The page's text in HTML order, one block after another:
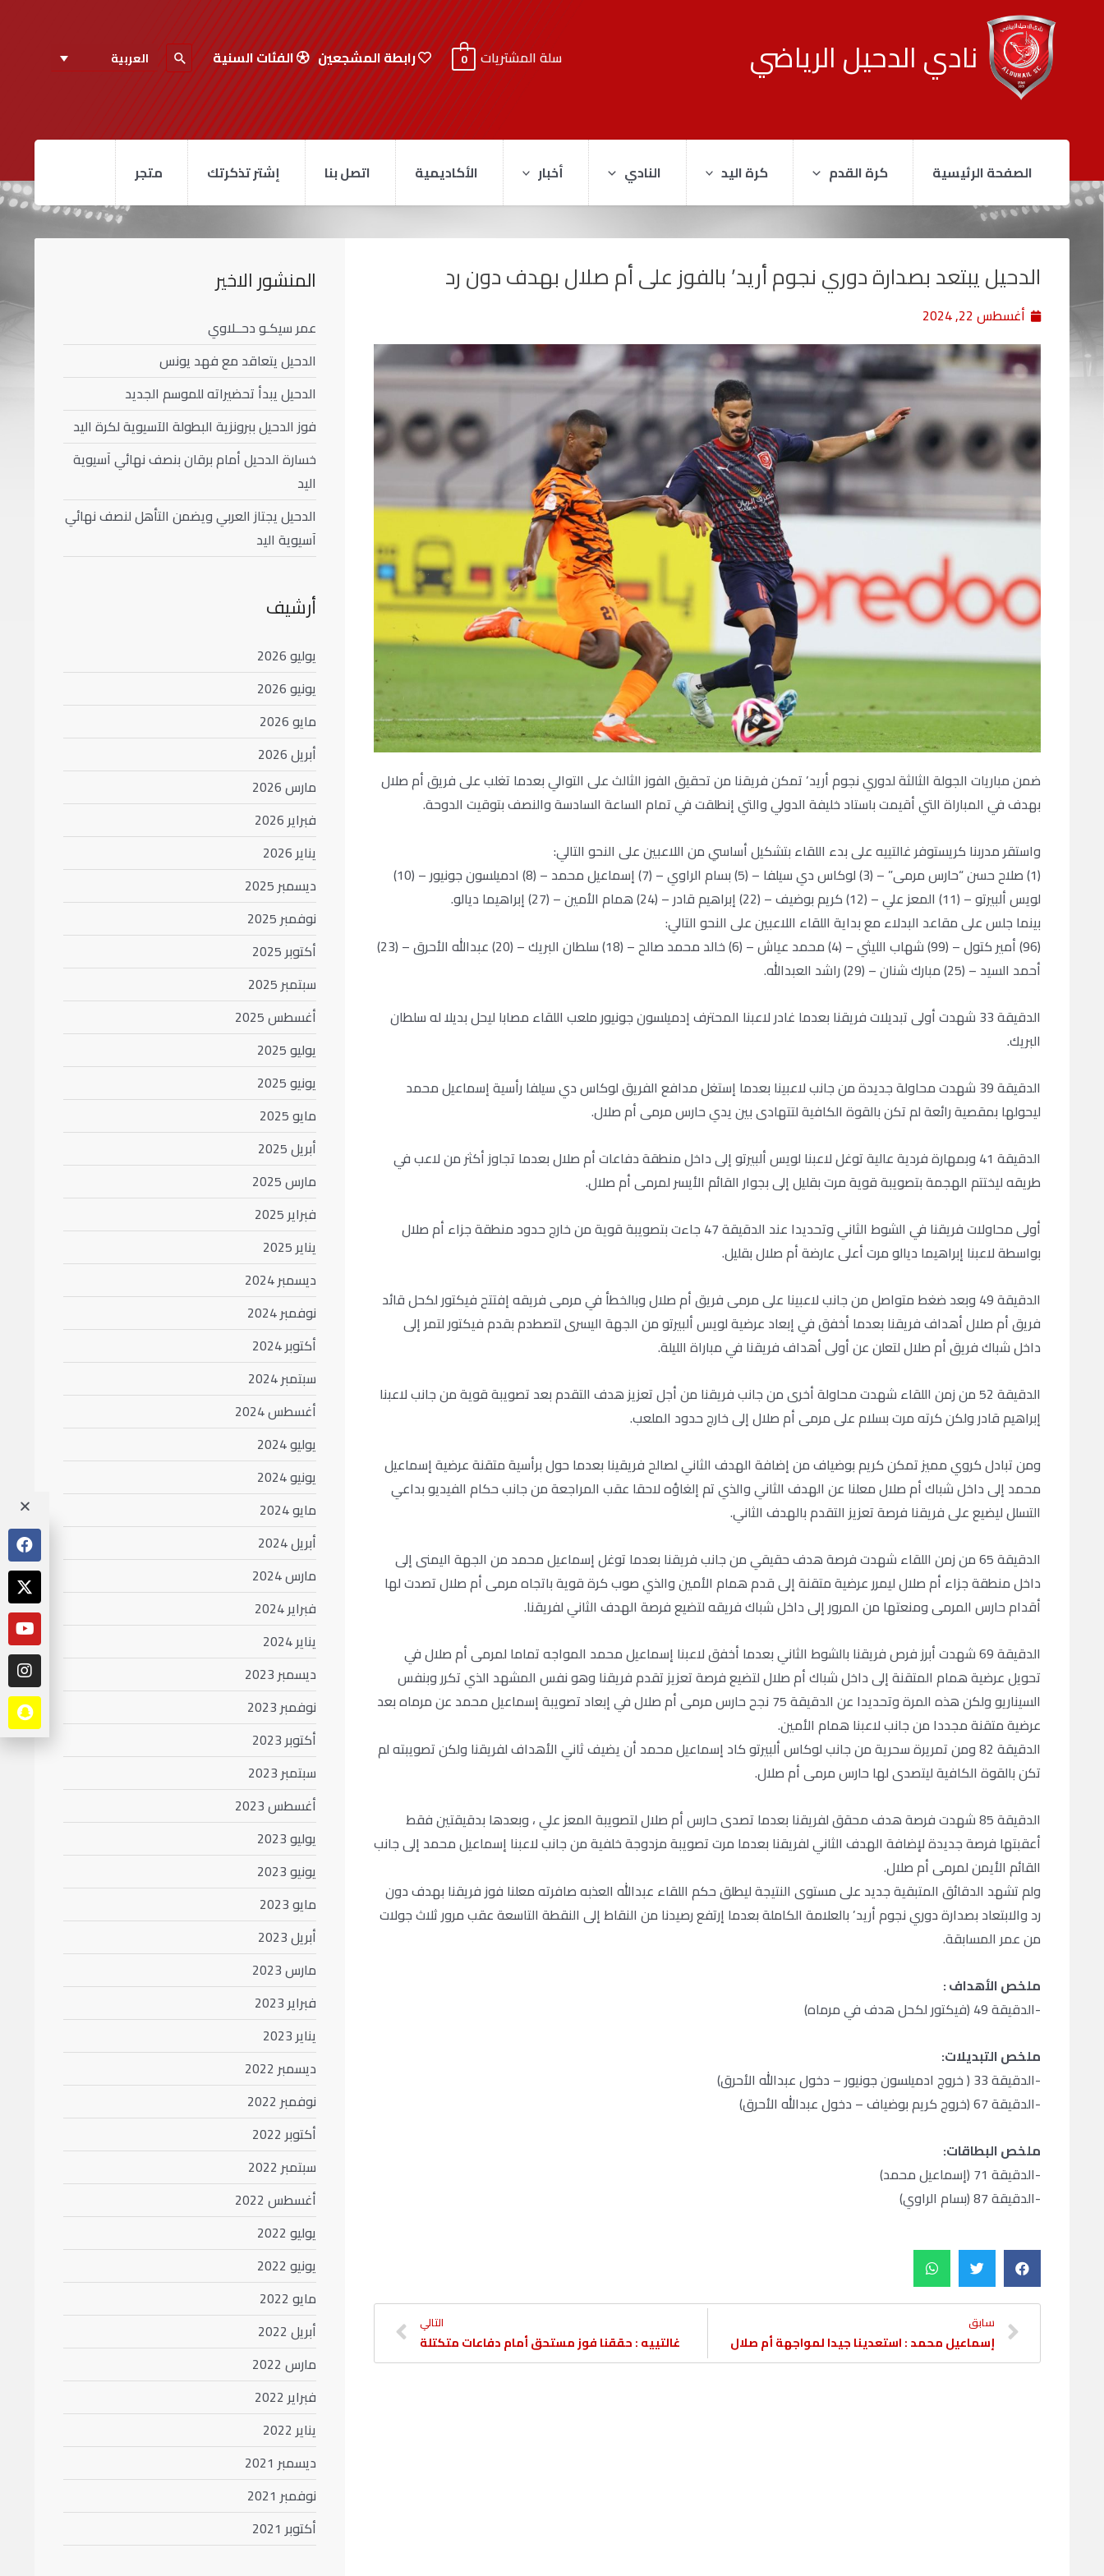
نادي الدحيل الرياضي سلة المشتريات 0 رابطة المشجعين الفئات السنية العربية
الصفحة الرئيسية كرة القدم كرة اليد النادي أخبار الأكاديمية اتصل بنا إشتر تذكرتك متجر
الدحيل يبتعد بصدارة دوري نجوم أريد’ بالفوز على أم صلال بهدف دون رد
أغسطس 22, 2024
ضمن مباريات الجولة الثالثة لدوري نجوم أريد’ تمكن فريقنا من تحقيق الفوز الثالث على التوالي بعدما تغلب على فريق أم صلال
بهدف في المباراة التي أقيمت باستاد خليفة الدولي والتي إنطلقت في تمام الساعة السادسة والنصف بتوقيت الدوحة.
واستقر مدربنا كريستوفر غالتييه على بدء اللقاء بتشكيل أساسي من اللاعبين على النحو التالي:
(1) صلاح حسن “حارس مرمى” – (3) لوكاس دي سيلفا – (5) بسام الراوي – (7) إسماعيل محمد – (8) ادميلسون جونيور – (10)
لويس ألبيرتو – (11) المعز علي – (12) كريم بوضيف – (22) إبراهيم قادر – (24) همام الأمين – (27) إبراهيما ديالو.
بينما جلس على مقاعد البدلاء مع بداية اللقاء اللاعبين على النحو التالي:
(96) أمير كتول – (99) شهاب الليثي – (4) محمد عياش – (6) خالد محمد صالح – (18) سلطان البريك – (20) عبدالله الأحرق – (23)
أحمد السيد – (25) مبارك شنان – (29) راشد العبدالله.
الدقيقة 33 شهدت أولى تبديلات فريقنا بعدما غادر لاعبنا المحترف إدميلسون جونيور ملعب اللقاء مصابا ليحل بديلا له سلطان
البريك.
الدقيقة 39 شهدت محاولة جديدة من جانب لاعبينا بعدما إستغل مدافع الفريق لوكاس دي سيلفا رأسية إسماعيل محمد
ليحولها بمقصية رائعة لم تكن بالقوة الكافية لتتهادى بين يدي حارس مرمى أم صلال.
الدقيقة 41 وبمهارة فردية عالية توغل لاعبنا لويس ألبيرتو إلى داخل منطقة دفاعات أم صلال بعدما تجاوز أكثر من لاعب في
طريقه ليختتم الهجمة بتصويبة قوية مرت بقليل إلى بجوار القائم الأيسر لمرمى أم صلال.
أولى محاولات فريقنا في الشوط الثاني وتحديدا عند الدقيقة 47 جاءت بتصويبة قوية من خارج حدود منطقة جزاء أم صلال
بواسطة لاعبنا إبراهيما ديالو مرت أعلى عارضة أم صلال بقليل.
الدقيقة 49 وبعد ضغط متواصل من جانب لاعبينا على مرمى فريق أم صلال وبالخطأ في مرمى فريقه إفتتح فيكتور لكحل قائد
فريق أم صلال أهداف فريقنا بعدما أخفق في إبعاد عرضية لويس ألبيرتو من الجهة اليسرى لتصطدم بقدم فيكتور لتمر إلى
داخل شباك فريق أم صلال لتعلن عن أولى أهداف فريقنا في مباراة الليلة.
الدقيقة 52 من زمن اللقاء شهدت محاولة أخرى من جانب فريقنا من أجل تعزيز هدف التقدم بعد تصويبة قوية من جانب لاعبنا
إبراهيم قادر ولكن كرته مرت بسلام على مرمى أم صلال إلى خارج حدود الملعب.
ومن تبادل كروي مميز تمكن كريم بوضياف من إضافة الهدف الثاني لصالح فريقينا بعدما حول برأسية متقنة عرضية إسماعيل
محمد إلى داخل شباك أم صلال معلنا عن الهدف الثاني والذي تم إلغاؤه لاحقا عقب المراجعة من جانب حكام الفيديو بداعي
التسلل ليضيع على فريقنا فرصة تعزيز التقدم بالهدف الثاني.
الدقيقة 65 من زمن اللقاء شهدت فرصة هدف حقيقي من جانب فريقنا بعدما توغل إسماعيل محمد من الجهة اليمنى إلى
داخل منطقة جزاء أم صلال ليمرر عرضية متقنة إلى قدم همام الأمين والذي صوب كرة قوية باتجاه مرمى أم صلال تصدت لها
أقدام حارس المرمى ومنعتها من المرور إلى داخل شباك فريقه لتضيع فرصة الهدف الثاني لفريقنا.
الدقيقة 69 شهدت أبرز فرص فريقنا بالشوط الثاني بعدما أخفق لاعبنا إسماعيل محمد المواجه تماما لمرمى أم صلال في
تحويل عرضية همام المتقنة إلى داخل شباك أم صلال لتضيع فرصة تعزيز تقدم فريقنا وهو نفس المشهد الذي تكرر وبنفس
السيناريو ولكن هذه المرة وتحديدا عن الدقيقة 75 نجح حارس مرمى أم صلال في إبعاد تصويبة إسماعيل محمد عن مرماه بعد
عرضية متقنة مجددا من جانب لاعبنا همام الأمين.
الدقيقة 82 ومن تمريرة سحرية من جانب لوكاس ألبيرتو كاد إسماعيل محمد أن يضيف ثاني الأهداف لفريقنا ولكن تصويبته لم
تكن بالقوة الكافية ليتصدى لها حارس مرمى أم صلال.
الدقيقة 85 شهدت فرصة هدف محقق لفريقنا بعدما تصدى حارس أم صلال لتصويبة المعز علي ، وبعدها بدقيقتين فقط
أعقبتها فرصة جديدة لإضافة الهدف الثاني لفريقنا بعدما مرت تصويبة مزدوجة خلفية من جانب لاعبنا إسماعيل محمد إلى جانب
القائم الأيمن لمرمى أم صلال.
ولم تشهد الدقائق المتبقية جديد على مستوى النتيجة ليطلق حكم اللقاء عبدالله العذبه صافرته معلنا فوز فريقنا بهدف دون
رد والابتعاد بصدارة دوري نجوم أريد’ بالعلامة الكاملة بعدما إرتفع رصيدنا من النقاط إلى النقطة التاسعة عقب مرور ثلاث جولات
من عمر المسابقة.
ملخص الأهداف :
-الدقيقة 49 (فيكتور لكحل هدف في مرماه)
ملخص التبديلات:
-الدقيقة 33 ( خروج ادميلسون جونيور – دخول عبدالله الأحرق)
-الدقيقة 67 (خروج كريم بوضياف – دخول عبدالله الأحرق)
ملخص البطاقات:
-الدقيقة 71 (إسماعيل محمد)
-الدقيقة 87 (بسام الراوي)
سابق
إسماعيل محمد : استعدينا جيدا لمواجهة أم صلال
التالي
غالتييه : حققنا فوز مستحق أمام دفاعات متكتلة
المنشور الاخير
عمر سيكـو دحــلاوي
الدحيل يتعاقد مع فهد يونس
الدحيل يبدأ تحضيراته للموسم الجديد
فوز الدحيل ببرونزية البطولة الآسيوية لكرة اليد
خسارة الدحيل أمام برقان بنصف نهائي آسيوية
اليد
الدحيل يجتاز العربي ويضمن التأهل لنصف نهائي
آسيوية اليد
أرشيف
يوليو 2026
يونيو 2026
مايو 2026
أبريل 2026
مارس 2026
فبراير 2026
يناير 2026
ديسمبر 2025
نوفمبر 2025
أكتوبر 2025
سبتمبر 2025
أغسطس 2025
يوليو 2025
يونيو 2025
مايو 2025
أبريل 2025
مارس 2025
فبراير 2025
يناير 2025
ديسمبر 2024
نوفمبر 2024
أكتوبر 2024
سبتمبر 2024
أغسطس 2024
يوليو 2024
يونيو 2024
مايو 2024
أبريل 2024
مارس 2024
فبراير 2024
يناير 2024
ديسمبر 2023
نوفمبر 2023
أكتوبر 2023
سبتمبر 2023
أغسطس 2023
يوليو 2023
يونيو 2023
مايو 2023
أبريل 2023
مارس 2023
فبراير 2023
يناير 2023
ديسمبر 2022
نوفمبر 2022
أكتوبر 2022
سبتمبر 2022
أغسطس 2022
يوليو 2022
يونيو 2022
مايو 2022
أبريل 2022
مارس 2022
فبراير 2022
يناير 2022
ديسمبر 2021
نوفمبر 2021
أكتوبر 2021